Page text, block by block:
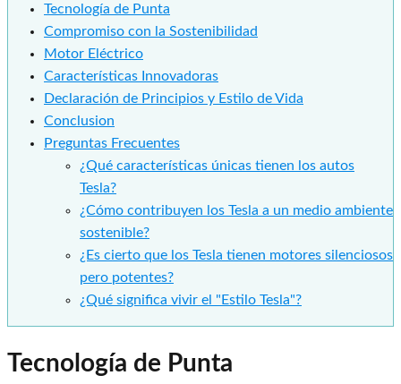
Tecnología de Punta
Compromiso con la Sostenibilidad
Motor Eléctrico
Características Innovadoras
Declaración de Principios y Estilo de Vida
Conclusion
Preguntas Frecuentes
¿Qué características únicas tienen los autos
Tesla?
¿Cómo contribuyen los Tesla a un medio ambiente
sostenible?
¿Es cierto que los Tesla tienen motores silenciosos
pero potentes?
¿Qué significa vivir el "Estilo Tesla"?
Tecnología de Punta